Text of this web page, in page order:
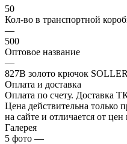
50
Кол-во в транспортной
—
500
Оптовое название
—
827В золото крючок
Оплата и доставка
Оплата по счету. Доставка
Цена действительна только
на сайте и отличается от
Галерея
5 фото —